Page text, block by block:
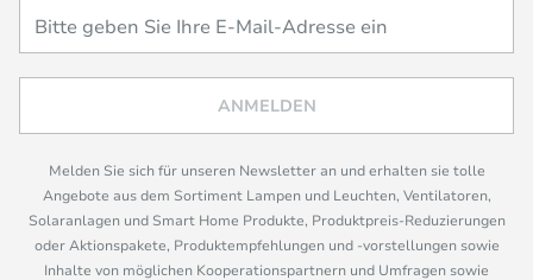
ANMELDEN
Melden Sie sich für unseren Newsletter an und erhalten sie tolle
Angebote aus dem Sortiment Lampen und Leuchten, Ventilatoren,
Solaranlagen und Smart Home Produkte, Produktpreis-Reduzierungen
oder Aktionspakete, Produktempfehlungen und -vorstellungen sowie
Inhalte von möglichen Kooperationspartnern und Umfragen sowie